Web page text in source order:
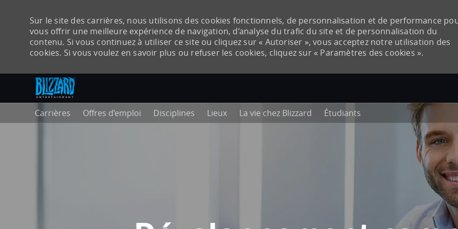
Sur le site des carrières, nous utilisons des cookies fonctionnels, de personnalisation et de performance
vous offrir une meilleure expérience de navigation, d’analyse du trafic du site et de personnalisation du
contenu. Si vous continuez à utiliser ce site ou cliquez sur « Autoriser », vous acceptez notre utilisation des
cookies. Si vous voulez en savoir plus ou refuser les cookies, cliquez sur « Paramètres des cookies ».
Accéder au contenu principal
Carrières Offres d’emploi Disciplines Lieux La vie chez Blizzard Étudiants